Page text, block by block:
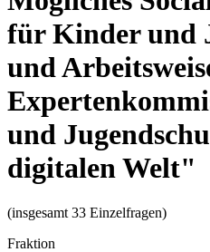
für Kinder und
und
und
digitalen Welt"
(insgesamt 33 Einzelfragen)
Fraktion